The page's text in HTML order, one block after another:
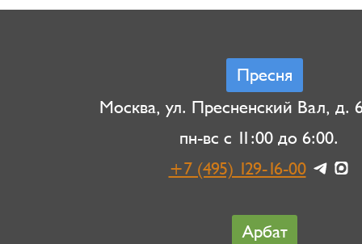
Пресня
Москва, ул. Пресненский Вал, д.
пн-вс с 11:00 до 6:00.
+7 (495) 129-16-00
Арбат